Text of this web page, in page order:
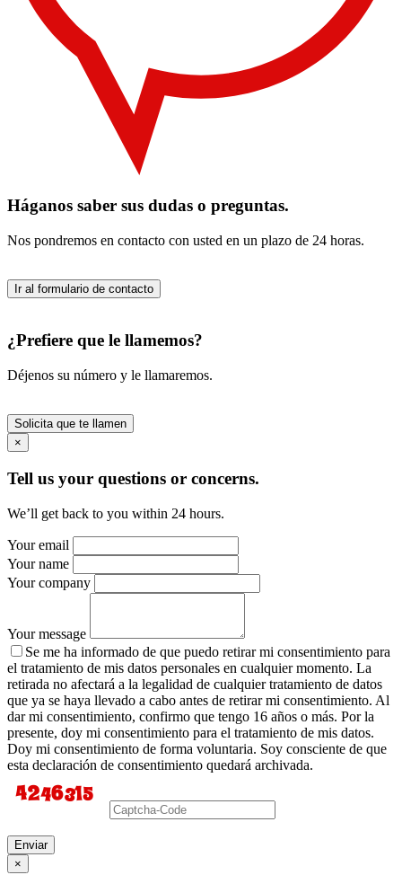
Háganos saber sus dudas o preguntas.
Nos pondremos en contacto con usted en un plazo de 24 horas.
Ir al formulario de contacto
¿Prefiere que le llamemos?
Déjenos su número y le llamaremos.
Solicita que te llamen
×
Tell us your questions or concerns.
We’ll get back to you within 24 hours.
Your email
Your name
Your company
Your message
Se me ha informado de que puedo retirar mi consentimiento para
el tratamiento de mis datos personales en cualquier momento. La
retirada no afectará a la legalidad de cualquier tratamiento de datos
que ya se haya llevado a cabo antes de retirar mi consentimiento. Al
dar mi consentimiento, confirmo que tengo 16 años o más. Por la
presente, doy mi consentimiento para el tratamiento de mis datos.
Doy mi consentimiento de forma voluntaria. Soy consciente de que
esta declaración de consentimiento quedará archivada.
Enviar
×